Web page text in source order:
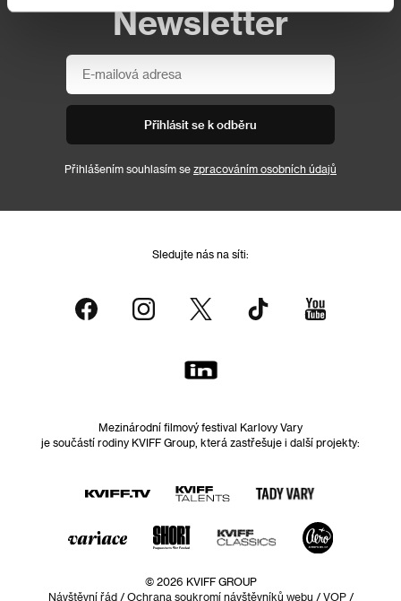
Newsletter
Přihlásit se k odběru
Přihlášením souhlasím se zpracováním osobních údajů
Sledujte nás na síti:
Mezinárodní filmový festival Karlovy Vary
je součástí rodiny KVIFF Group, která zastřešuje i další projekty:
© 2026 KVIFF GROUP
Návštěvní řád/ Ochrana soukromí návštěvníků webu / VOP/